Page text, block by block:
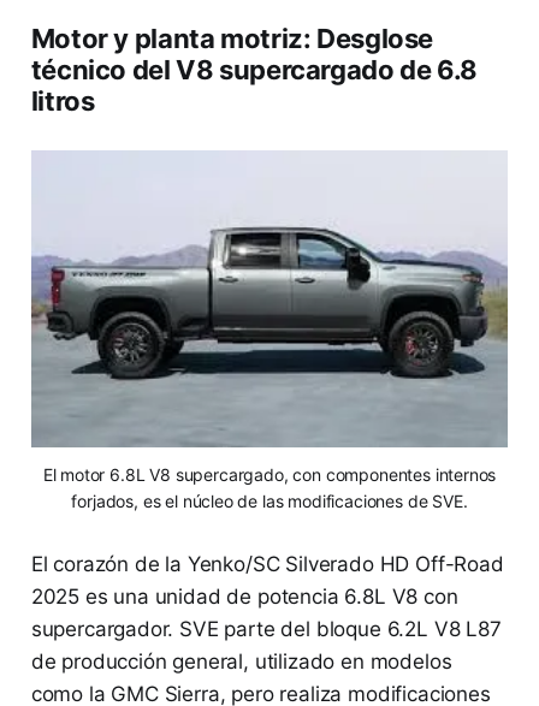
Motor y planta motriz: Desglose
técnico del V8 supercargado de 6.8
litros
El motor 6.8L V8 supercargado, con componentes internos
forjados, es el núcleo de las modificaciones de SVE.
El corazón de la Yenko/SC Silverado HD Off-Road
2025 es una unidad de potencia 6.8L V8 con
supercargador. SVE parte del bloque 6.2L V8 L87
de producción general, utilizado en modelos
como la GMC Sierra, pero realiza modificaciones